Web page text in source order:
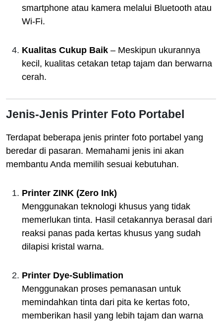
smartphone atau kamera melalui Bluetooth atau
Wi-Fi.
Kualitas Cukup Baik – Meskipun ukurannya
kecil, kualitas cetakan tetap tajam dan berwarna
cerah.
Jenis-Jenis Printer Foto Portabel
Terdapat beberapa jenis printer foto portabel yang
beredar di pasaran. Memahami jenis ini akan
membantu Anda memilih sesuai kebutuhan.
Printer ZINK (Zero Ink)
Menggunakan teknologi khusus yang tidak
memerlukan tinta. Hasil cetakannya berasal dari
reaksi panas pada kertas khusus yang sudah
dilapisi kristal warna.
Printer Dye-Sublimation
Menggunakan proses pemanasan untuk
memindahkan tinta dari pita ke kertas foto,
memberikan hasil yang lebih tajam dan warna